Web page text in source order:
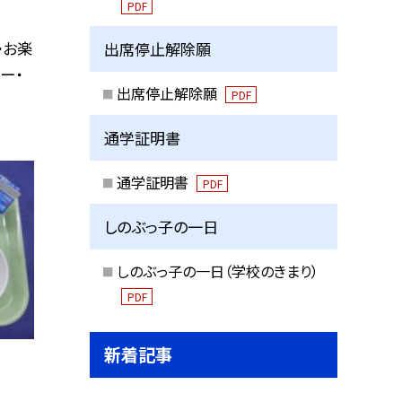
お楽
・
PDF
出席停止解除願
出席停止解除願 PDF
通学証明書
通学証明書 PDF
しのぶっ子の一日
しのぶっ子の一日（学校のきまり）
PDF
新着記事